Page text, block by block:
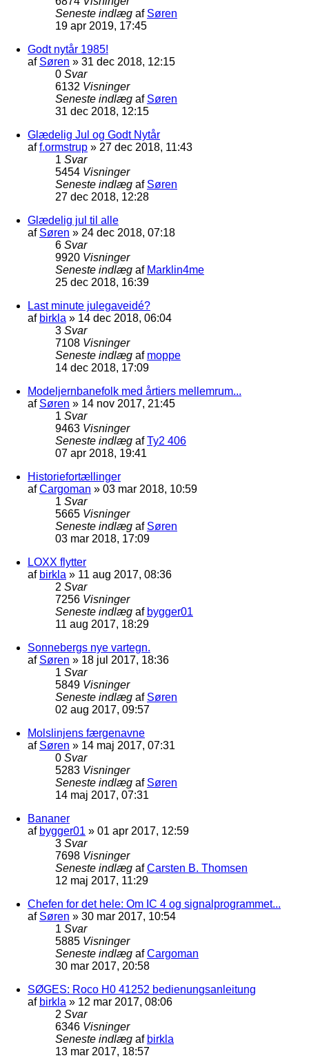
Seneste indlæg af Søren
19 apr 2019, 17:45
Godt nytår 1985!
af Søren » 31 dec 2018, 12:15
0 Svar
6132 Visninger
Seneste indlæg af Søren
31 dec 2018, 12:15
Glædelig Jul og Godt Nytår
aff.ormstrup » 27 dec 2018, 11:43
1 Svar
5454 Visninger
Seneste indlæg af Søren
27 dec 2018, 12:28
Glædelig jul til alle
af Søren » 24 dec 2018, 07:18
6 Svar
9920 Visninger
Seneste indlæg af Marklin4me
25 dec 2018, 16:39
Last minute julegaveidé?
af birkla » 14 dec 2018, 06:04
3 Svar
7108 Visninger
Seneste indlæg af moppe
14 dec 2018, 17:09
Modeljernbanefolk med årtiers mellemrum...
af Søren » 14 nov 2017, 21:45
1 Svar
9463 Visninger
Seneste indlæg afTy2 406
07 apr 2018, 19:41
Historiefortællinger
afCargoman » 03 mar 2018, 10:59
1 Svar
5665 Visninger
Seneste indlæg af Søren
03 mar 2018, 17:09
LOXX flytter
af birkla » 11 aug 2017, 08:36
2 Svar
7256 Visninger
Seneste indlæg af bygger01
11 aug 2017, 18:29
Sonnebergs nye vartegn.
af Søren » 18 jul 2017, 18:36
1 Svar
5849 Visninger
Seneste indlæg af Søren
02 aug 2017, 09:57
Molslinjens færgenavne
af Søren » 14 maj 2017, 07:31
0 Svar
5283 Visninger
Seneste indlæg af Søren
14 maj 2017, 07:31
Bananer
af bygger01 » 01 apr 2017, 12:59
3 Svar
7698 Visninger
Seneste indlæg afCarsten B. Thomsen
12 maj 2017, 11:29
Chefen for det hele: Om IC 4 og signalprogrammet...
af Søren » 30 mar 2017, 10:54
1 Svar
5885 Visninger
Seneste indlæg afCargoman
30 mar 2017, 20:58
SØGES: Roco H0 41252 bedienungsanleitung
af birkla » 12 mar 2017, 08:06
2 Svar
6346 Visninger
Seneste indlæg af birkla
13 mar 2017, 18:57